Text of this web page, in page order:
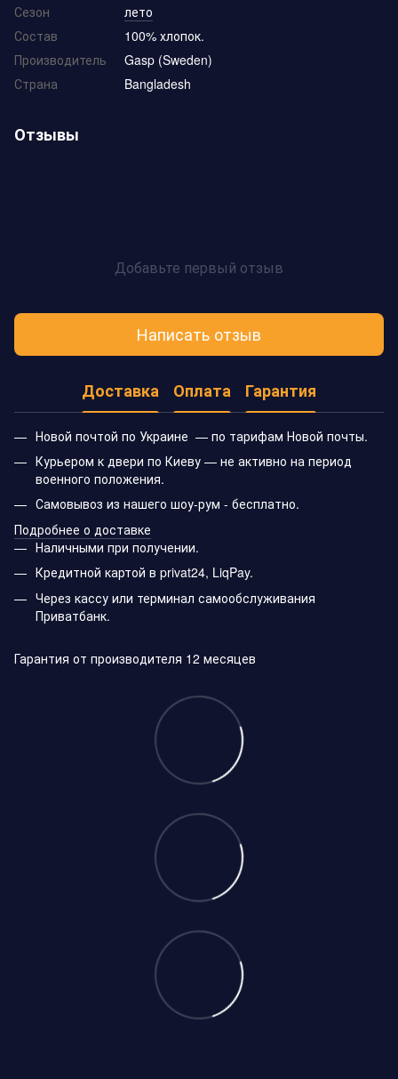
Сезон
лето
Состав
100% хлопок.
Производитель
Gasp (Sweden)
Страна
Bangladesh
Отзывы
Добавьте первый отзыв
Написать отзыв
Доставка Оплата Гарантия
Новой почтой по Украине — по тарифам Новой почты.
Курьером к двери по Киеву — не активно на период
военного положения.
Самовывоз из нашего шоу-рум - бесплатно.
Подробнее о доставке
Наличными при получении.
Кредитной картой в privat24, LiqPay.
Через кассу или терминал самообслуживания
Приватбанк.
Гарантия от производителя 12 месяцев